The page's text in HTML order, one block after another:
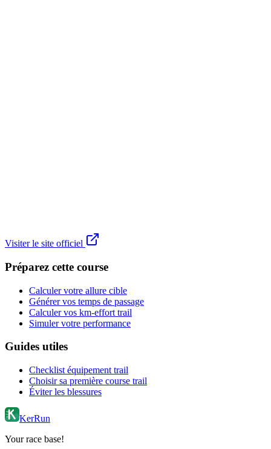
Visiter le site officiel
Préparez cette course
Calculer votre allure cible
Générer vos temps de passage
Calculer vos km-effort trail
Simuler votre performance
Guides utiles
Checklist équipement trail
Choisir sa première course trail
Éviter les blessures
KerRun
Your race base!